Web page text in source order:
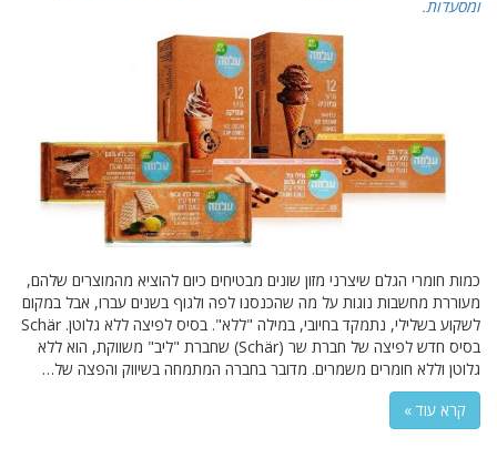
ומסעדות.
כמות חומרי הגלם שיצרני מזון שונים מבטיחים כיום להוציא מהמוצרים שלהם,
מעוררת מחשבות נוגות על מה שהכנסנו לפה ולגוף בשנים עברו, אבל במקום
לשקוע בשלילי, נתמקד בחיובי, במילה "ללא". בסיס לפיצה ללא גלוטן. Schär
בסיס חדש לפיצה של חברת שר (Schär) שחברת "ליב" משווקת, הוא ללא
גלוטן וללא חומרים משמרים. מדובר בחברה המתמחה בשיווק והפצה של…
קרא עוד »